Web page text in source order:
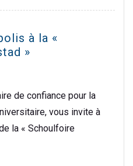
à la «
»
de confiance pour la
vous invite à
la « Schoulfoire